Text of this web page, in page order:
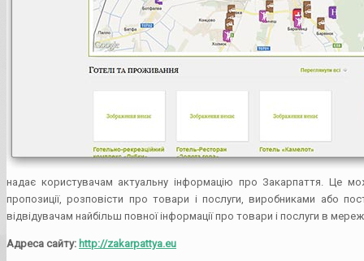
надає користувачам актуальну інформацію про Закарпаття. Це
пропозиції, розповісти про товари і послуги, виробниками або
відвідувачам найбільш повної інформації про товари і послуги в
Адреса сайту: http://zakarpattya.eu